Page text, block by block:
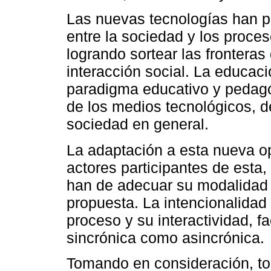
Las nuevas tecnologías han
entre la sociedad y los
logrando sortear las
interacción social. La
paradigma educativo y
de los medios tecnológicos,
sociedad en general.
La adaptación a esta nueva
actores participantes de
han de adecuar su
propuesta. La
proceso y su interactividad,
sincrónica como asincrónica.
Tomando en consideración,